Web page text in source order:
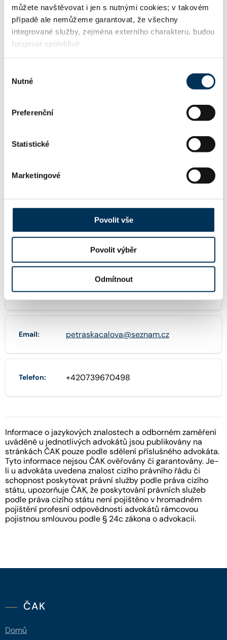
můžete navštěvovat i jen s nutnými cookies; v takovém
případě ale nemůžeme garantovat, že všechny
integrované služby, zejména externího charakteru, budou
fungovat spolehlivě.
souhlasu
Nutné
Preferenční
Statistické
Marketingové
Povolit vše
Povolit výběr
Odmítnout
ZAMĚŘENÍ
01 generální praxe
23 autorské právo
FIRMA
Mgr. Petra Sandrová, advokátka
71447245
Adresa: Štěpánská 643/39 , 11000 Praha
Email: petraskacalova@seznam.cz
Telefon: +420739670498
Informace o jazykových znalostech a odborném zaměření
uváděné u jednotlivých advokátů jsou publikovány na
stránkách ČAK pouze podle sdělení příslušného advokáta.
Tyto informace nejsou ČAK ověřovány či garantovány. Je-
li u advokáta uvedena znalost cizího právního řádu či
schopnost poskytovat právní služby podle práva cizího
státu, upozorňuje ČAK, že poskytování právních služeb
podle práva cizího státu není pojištěno v hromadném
pojištění profesní odpovědnosti advokátů rámcovou
pojistnou smlouvou podle § 24c zákona o advokacii.
ČAK
Domů